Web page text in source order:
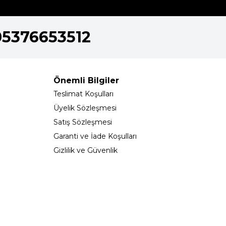
Önemli Bilgiler
Teslimat Koşulları
Üyelik Sözleşmesi
Satış Sözleşmesi
Garanti ve İade Koşulları
Gizlilik ve Güvenlik